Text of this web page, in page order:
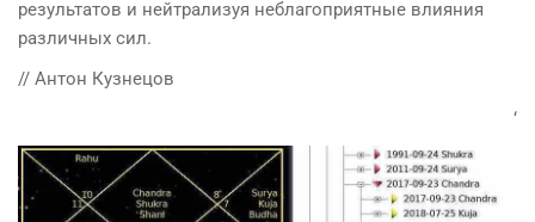
результатов и нейтрализуя неблагоприятные влияния
различных сил.
// Антон Кузнецов
‘